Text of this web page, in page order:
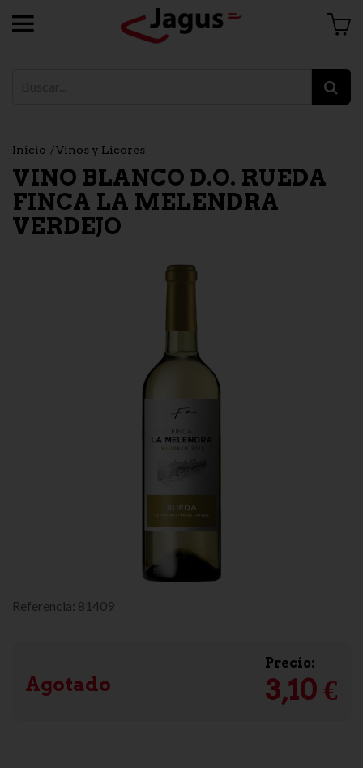
Inicio Vinos y Licores
VINO BLANCO D.O. RUEDA
FINCA LA MELENDRA
VERDEJO
Referencia: 81409
Agotado
Precio:
3,10 €